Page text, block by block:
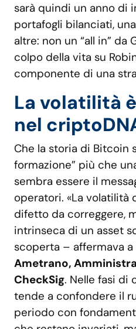
sarà quindi un anno di
portafogli bilanciati,
altre: non un “all in” da
colpo della vita su
componente di una
La volatilità
nel
Che la storia di Bitcoin
formazione” più che
sembra essere il
operatori. «La volatilità
difetto da correggere,
intrinseca di un asset
scoperta – affermava
Ametrano,
CheckSig. Nelle fasi di
tende a confondere il
periodo con